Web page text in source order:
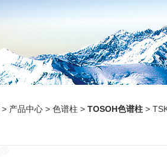
> 产品中心 > 色谱柱 > TOSOH色谱柱 >